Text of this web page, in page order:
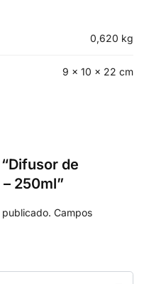
0,620 kg
9 × 10 × 22 cm
de
250ml”
publicado. Campos